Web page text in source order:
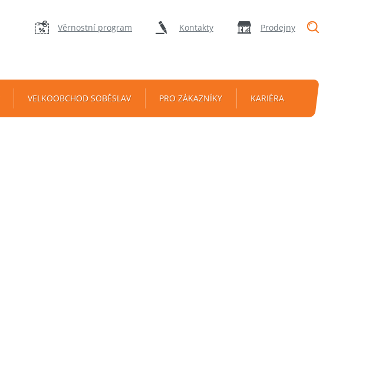
Věrnostní program Kontakty Prodejny
VELKOOBCHOD SOBĚSLAV PRO ZÁKAZNÍKY KARIÉRA